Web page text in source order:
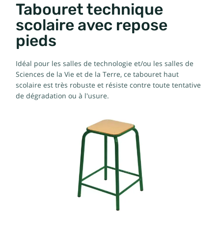
Tabouret technique
scolaire avec repose
pieds
Idéal pour les salles de technologie et/ou les salles de
Sciences de la Vie et de la Terre, ce tabouret haut
scolaire est très robuste et résiste contre toute tentative
de dégradation ou à l'usure.